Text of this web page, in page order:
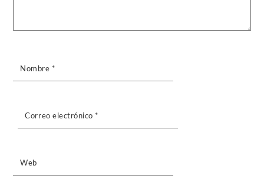
Nombre *
Correo electrónico *
Web